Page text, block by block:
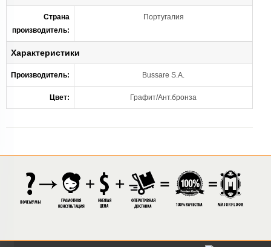
Страна
производитель:
Португалия
Характеристики
Производитель: Bussare S.A.
Цвет: Графит/Ант.бронза